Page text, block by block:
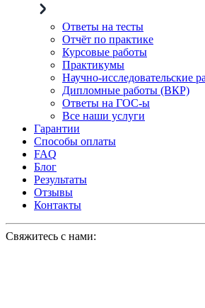
Ответы на тесты
Отчёт по практике
Курсовые работы
Практикумы
Научно-исследовательские
Дипломные работы (ВКР)
Ответы на ГОС-ы
Все наши услуги
Гарантии
Способы оплаты
FAQ
Блог
Результаты
Отзывы
Контакты
Свяжитесь с нами: